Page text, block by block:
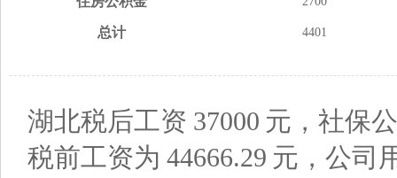
总计 4401
湖北税后工资 37000 元，社保
税前工资为 44666.29 元，公司